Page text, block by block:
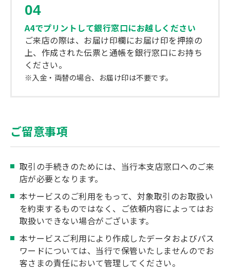
04
A4でプリントして銀行窓口にお越しください
ご来店の際は、お届け印欄にお届け印を押捺の
上、作成された伝票と通帳を銀行窓口にお持ち
ください。
※入金・両替の場合、お届け印は不要です。
ご留意事項
取引の手続きのためには、当行本支店窓口へのご来
店が必要となります。
本サービスのご利用をもって、対象取引のお取扱い
を約束するものではなく、ご依頼内容によってはお
取扱いできない場合がございます。
本サービスご利用により作成したデータおよびパス
ワードについては、当行で保管いたしませんのでお
客さまの責任において管理してください。